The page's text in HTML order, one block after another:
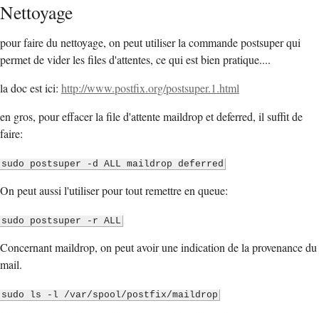
Nettoyage
pour faire du nettoyage, on peut utiliser la commande postsuper qui
permet de vider les files d'attentes, ce qui est bien pratique....
la doc est ici: http://www.postfix.org/postsuper.1.html
en gros, pour effacer la file d'attente maildrop et deferred, il suffit de
faire:
sudo postsuper -d ALL maildrop deferred
On peut aussi l'utiliser pour tout remettre en queue:
sudo postsuper -r ALL
Concernant maildrop, on peut avoir une indication de la provenance du
mail.
sudo ls -l /var/spool/postfix/maildrop